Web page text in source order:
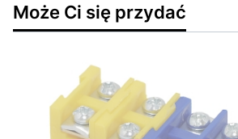
Może Ci się przydać